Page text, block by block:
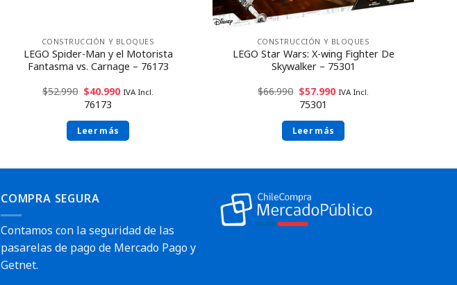
CONSTRUCCIÓN Y BLOQUES
LEGO Spider-Man y el Motorista
Fantasma vs. Carnage – 76173
$52.990 $40.990 IVA Incl.
76173
Leer más
CONSTRUCCIÓN Y BLOQUES
LEGO Star Wars: X-wing Fighter De
Skywalker – 75301
$66.990 $57.990 IVA Incl.
75301
Leer más
COMPRA SEGURA
Contamos con la seguridad de las
pasarelas de pago de Mercado Pago y
Getnet.